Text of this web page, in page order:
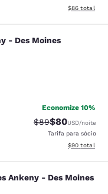
Exibir
$86 total
Des Moines
- Des Moines
Excelente. 1067 avaliações
Economize 10%
Tarifa anterior
$89Tarifa com
$80USD/noite
Tarifa para sócio
Exibir
$90 total
- Des
Ankeny - Des Moines